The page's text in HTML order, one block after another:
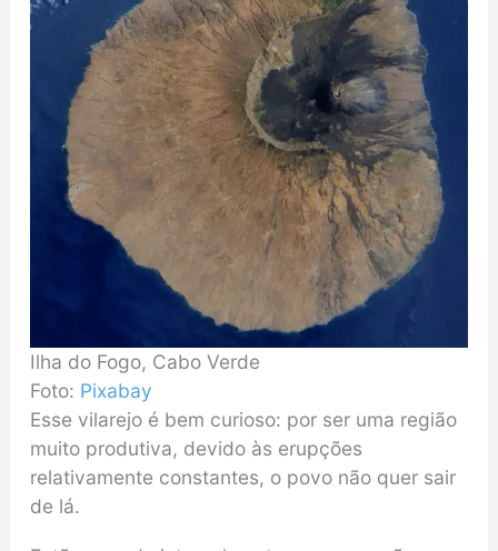
Ilha do Fogo, Cabo Verde
Foto: Pixabay
Esse vilarejo é bem curioso: por ser uma região
muito produtiva, devido às erupções
relativamente constantes, o povo não quer sair
de lá.